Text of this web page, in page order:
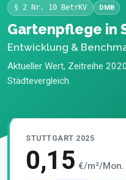
§ 2 Nr. 10 BetrKV DMB
Gartenpflege in
Entwicklung &
Aktueller Wert, Zeitreihe
Städtevergleich.
STUTTGART 2025
0,15 €/m²/Mon.